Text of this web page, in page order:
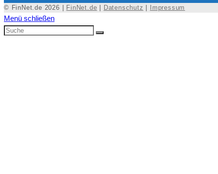
© FinNet.de 2026 | FinNet.de Datenschutz Impressum
Menü schließen